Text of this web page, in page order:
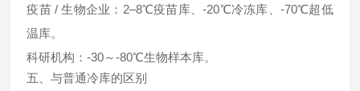
疫苗 / 生物企业：2–8℃疫苗库、-20℃冷冻库、-70℃超低
温库。
科研机构：-30～-80℃生物样本库。
五、与普通冷库的区别